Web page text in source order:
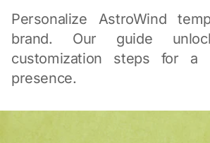
Personalize AstroWind
brand. Our guide
customization steps for a
presence.